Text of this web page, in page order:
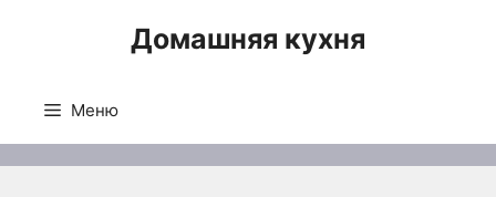
Домашняя кухня
Меню